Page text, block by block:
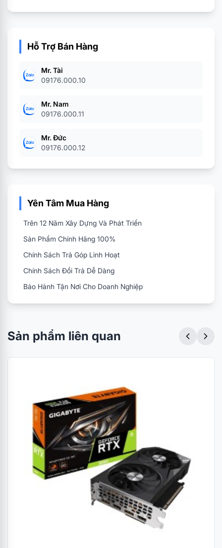
Hỗ Trợ Bán Hàng
Mr. Tài
09176.000.10
Mr. Nam
09176.000.11
Mr. Đức
09176.000.12
Yên Tâm Mua Hàng
Trên 12 Năm Xây Dựng Và Phát Triển
Sản Phẩm Chính Hãng 100%
Chính Sách Trả Góp Linh Hoạt
Chính Sách Đổi Trả Dễ Dàng
Bảo Hành Tận Nơi Cho Doanh Nghiệp
Sản phẩm liên quan